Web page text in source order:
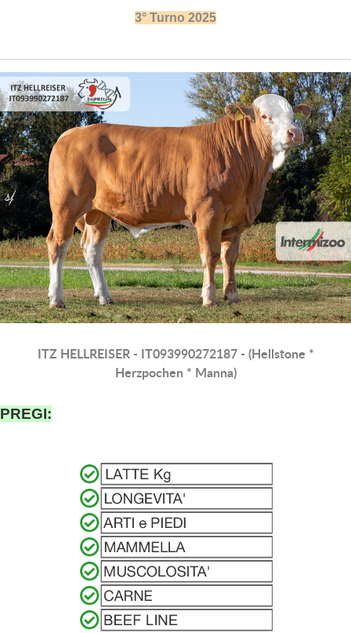
3° Turno 2025
ITZ HELLREISER - IT093990272187 - (Hellstone *
Herzpochen * Manna)
PREGI: